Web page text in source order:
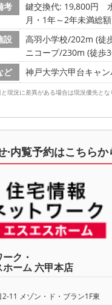
考
鍵交換代: 19,800円
月・1年～2年未満総
設
高羽小学校/202m (徒
ニコープ/230m (徒歩
ど
神戸大学六甲台キャ
現況に差異がある場合は現況優先とな
·内覧予約はこちらか
ク・
ーム 六甲本店
11 メゾン・ド・ブラン1F東